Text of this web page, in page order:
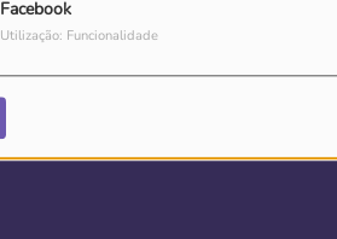
Facebook
Utilização: Funcionalidade